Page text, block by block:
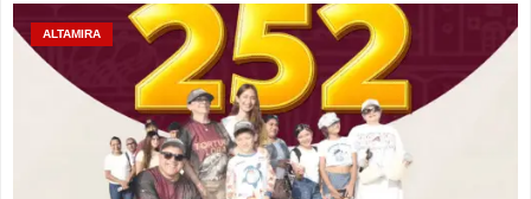
ALTAMIRA